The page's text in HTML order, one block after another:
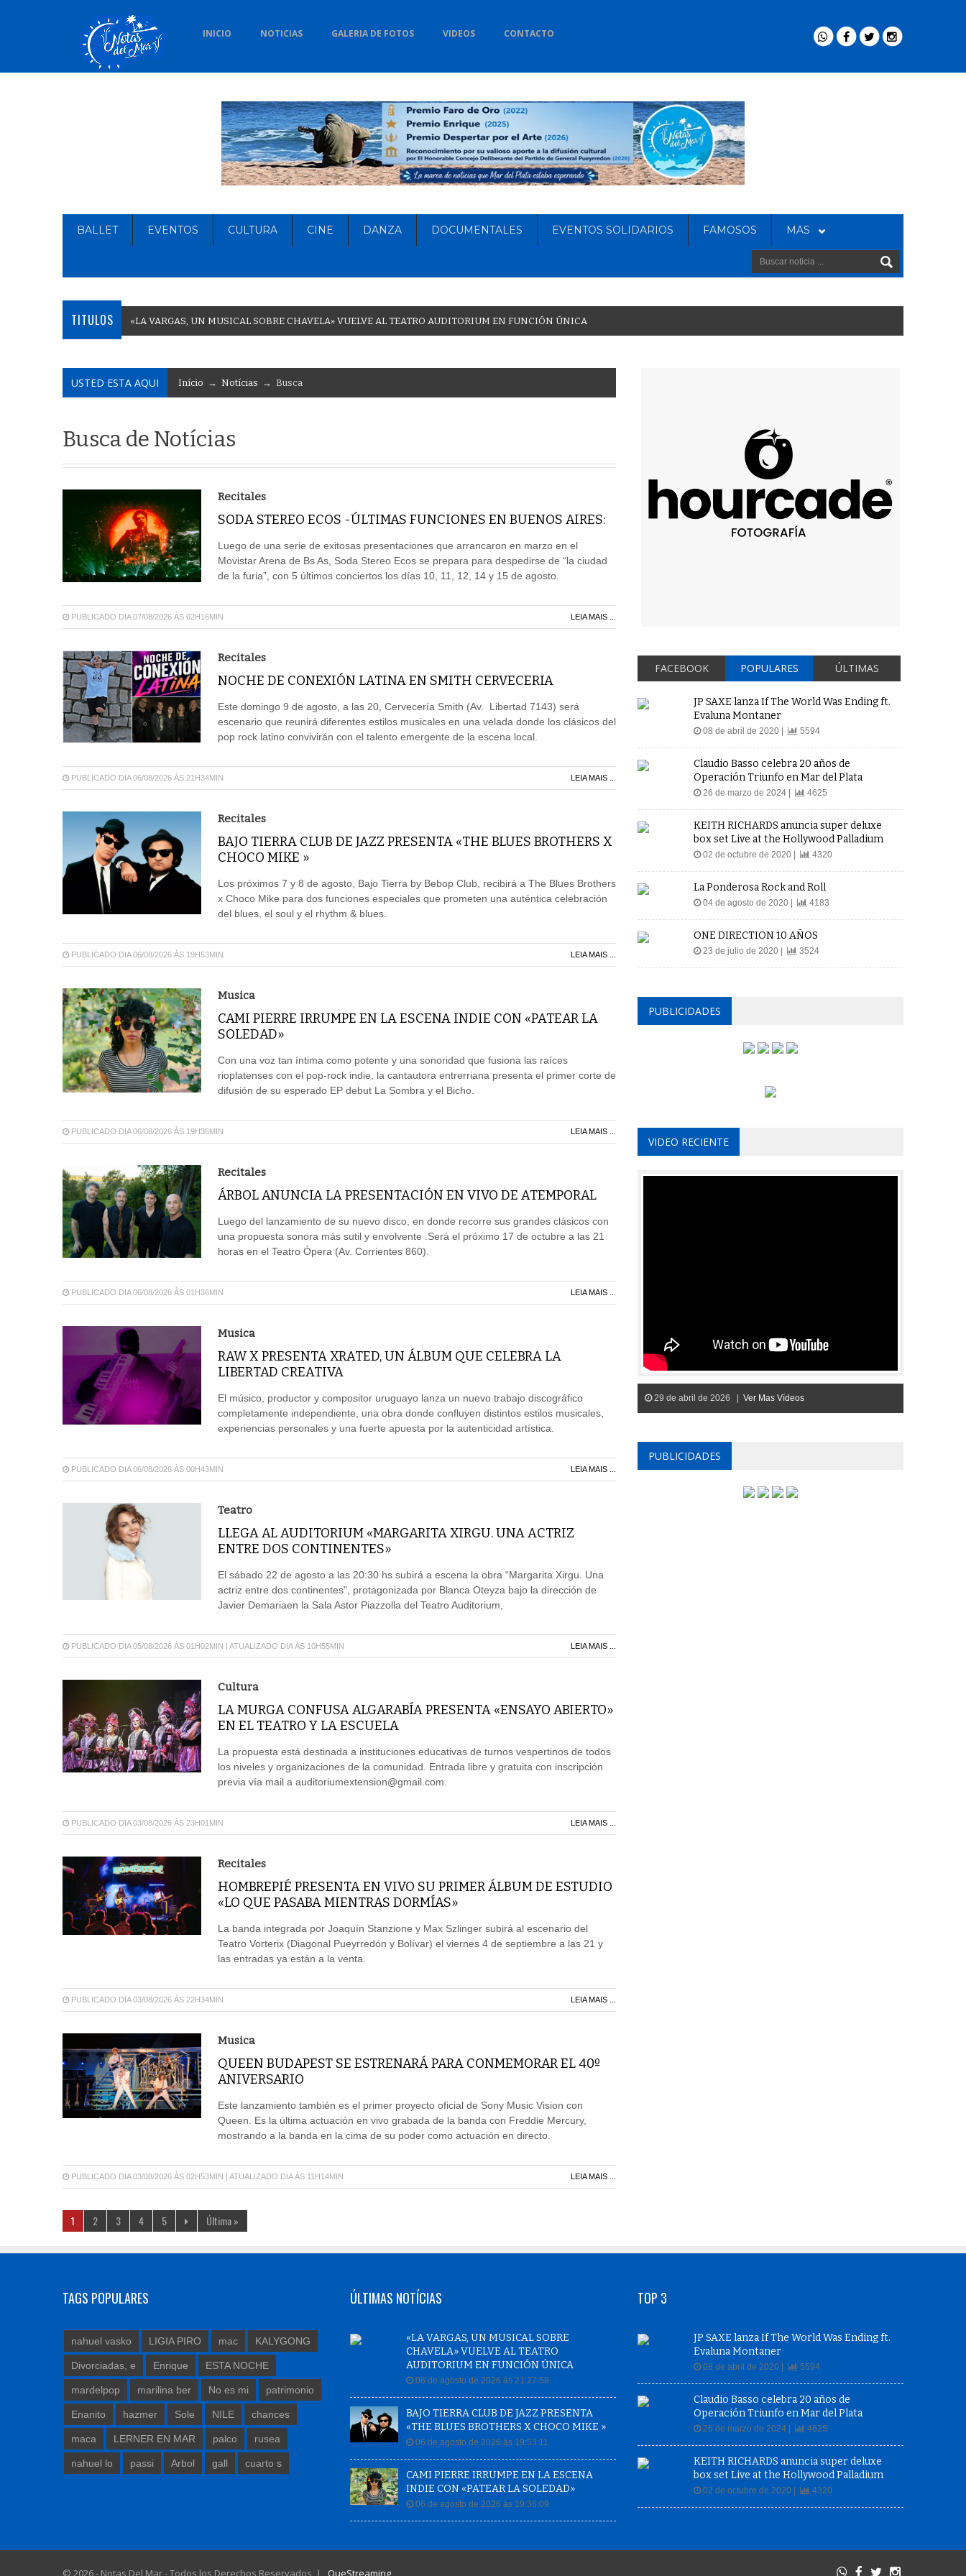
INICIO NOTICIAS GALERIA DE FOTOS VIDEOS CONTACTO
BALLET EVENTOS CULTURA CINE DANZA DOCUMENTALES EVENTOS SOLIDARIOS FAMOSOS MAS
TITULOS «LA VARGAS, UN MUSICAL SOBRE CHAVELA» VUELVE AL TEATRO AUDITORIUM EN FUNCIÓN ÚNICA
USTED ESTA AQUI Início → Notícias → Busca
Busca de Notícias
Recitales
SODA STEREO ECOS -ÚLTIMAS FUNCIONES EN BUENOS AIRES:
Luego de una serie de exitosas presentaciones que arrancaron en marzo en el
Movistar Arena de Bs As, Soda Stereo Ecos se prepara para despedirse de “la ciudad
de la furia”, con 5 últimos conciertos los días 10, 11, 12, 14 y 15 de agosto.
PUBLICADO DIA 07/08/2026 ÀS 02H16MIN LEIA MAIS ...
Recitales
NOCHE DE CONEXIÓN LATINA EN SMITH CERVECERIA
Este domingo 9 de agosto, a las 20, Cervecería Smith (Av. Libertad 7143) será
escenario que reunirá diferentes estilos musicales en una velada donde los clásicos del
pop rock latino convivirán con el talento emergente de la escena local.
PUBLICADO DIA 06/08/2026 ÀS 21H34MIN LEIA MAIS ...
Recitales
BAJO TIERRA CLUB DE JAZZ PRESENTA «THE BLUES BROTHERS X
CHOCO MIKE »
Los próximos 7 y 8 de agosto, Bajo Tierra by Bebop Club, recibirá a The Blues Brothers
x Choco Mike para dos funciones especiales que prometen una auténtica celebración
del blues, el soul y el rhythm & blues.
PUBLICADO DIA 06/08/2026 ÀS 19H53MIN LEIA MAIS ...
Musica
CAMI PIERRE IRRUMPE EN LA ESCENA INDIE CON «PATEAR LA
SOLEDAD»
Con una voz tan íntima como potente y una sonoridad que fusiona las raíces
rioplatenses con el pop-rock indie, la cantautora entrerriana presenta el primer corte de
difusión de su esperado EP debut La Sombra y el Bicho.
PUBLICADO DIA 06/08/2026 ÀS 19H36MIN LEIA MAIS ...
Recitales
ÁRBOL ANUNCIA LA PRESENTACIÓN EN VIVO DE ATEMPORAL
Luego del lanzamiento de su nuevo disco, en donde recorre sus grandes clásicos con
una propuesta sonora más sutil y envolvente .Será el próximo 17 de octubre a las 21
horas en el Teatro Ópera (Av. Corrientes 860).
PUBLICADO DIA 06/08/2026 ÀS 01H36MIN LEIA MAIS ...
Musica
RAW X PRESENTA XRATED, UN ÁLBUM QUE CELEBRA LA
LIBERTAD CREATIVA
El músico, productor y compositor uruguayo lanza un nuevo trabajo discográfico
completamente independiente, una obra donde confluyen distintos estilos musicales,
experiencias personales y una fuerte apuesta por la autenticidad artística.
PUBLICADO DIA 06/08/2026 ÀS 00H43MIN LEIA MAIS ...
Teatro
LLEGA AL AUDITORIUM «MARGARITA XIRGU. UNA ACTRIZ
ENTRE DOS CONTINENTES»
El sábado 22 de agosto a las 20:30 hs subirá a escena la obra “Margarita Xirgu. Una
actriz entre dos continentes”, protagonizada por Blanca Oteyza bajo la dirección de
Javier Demariaen la Sala Astor Piazzolla del Teatro Auditorium,
PUBLICADO DIA 05/08/2026 ÀS 01H02MIN | ATUALIZADO DIA ÀS 10H55MIN LEIA MAIS ...
Cultura
LA MURGA CONFUSA ALGARABÍA PRESENTA «ENSAYO ABIERTO»
EN EL TEATRO Y LA ESCUELA
La propuesta está destinada a instituciones educativas de turnos vespertinos de todos
los niveles y organizaciones de la comunidad. Entrada libre y gratuita con inscripción
previa vía mail a auditoriumextension@gmail.com.
PUBLICADO DIA 03/08/2026 ÀS 23H01MIN LEIA MAIS ...
Recitales
HOMBREPIÉ PRESENTA EN VIVO SU PRIMER ÁLBUM DE ESTUDIO
«LO QUE PASABA MIENTRAS DORMÍAS»
La banda integrada por Joaquín Stanzione y Max Szlinger subirá al escenario del
Teatro Vorterix (Diagonal Pueyrredón y Bolívar) el viernes 4 de septiembre a las 21 y
las entradas ya están a la venta.
PUBLICADO DIA 03/08/2026 ÀS 22H34MIN LEIA MAIS ...
Musica
QUEEN BUDAPEST SE ESTRENARÁ PARA CONMEMORAR EL 40º
ANIVERSARIO
Este lanzamiento también es el primer proyecto oficial de Sony Music Vision con
Queen. Es la última actuación en vivo grabada de la banda con Freddie Mercury,
mostrando a la banda en la cima de su poder como actuación en directo.
PUBLICADO DIA 03/08/2026 ÀS 02H53MIN | ATUALIZADO DIA ÀS 11H14MIN LEIA MAIS ...
1 2 3 4 5 Última »
FACEBOOK POPULARES ÚLTIMAS
JP SAXE lanza If The World Was Ending ft.
Evaluna Montaner
08 de abril de 2020 | 5594
Claudio Basso celebra 20 años de
Operación Triunfo en Mar del Plata
26 de marzo de 2024 | 4625
KEITH RICHARDS anuncia super deluxe
box set Live at the Hollywood Palladium
02 de octubre de 2020 | 4320
La Ponderosa Rock and Roll
04 de agosto de 2020 | 4183
ONE DIRECTION 10 AÑOS
23 de julio de 2020 | 3524
PUBLICIDADES
VIDEO RECIENTE
29 de abril de 2026 | Ver Mas Vídeos
PUBLICIDADES
TAGS POPULARES
nahuel vasko LIGIA PIRO mac KALYGONG
Divorciadas, e Enrique ESTA NOCHE
mardelpop marilina ber No es mi patrimonio
Enanito hazmer Sole NILE chances
maca LERNER EN MAR palco rusea
nahuel lo passi Arbol gall cuarto s
ÚLTIMAS NOTÍCIAS
«LA VARGAS, UN MUSICAL SOBRE
CHAVELA» VUELVE AL TEATRO
AUDITORIUM EN FUNCIÓN ÚNICA
06 de agosto de 2026 às 21:27:58
BAJO TIERRA CLUB DE JAZZ PRESENTA
«THE BLUES BROTHERS X CHOCO MIKE »
06 de agosto de 2026 às 19:53:11
CAMI PIERRE IRRUMPE EN LA ESCENA
INDIE CON «PATEAR LA SOLEDAD»
06 de agosto de 2026 às 19:36:09
TOP 3
JP SAXE lanza If The World Was Ending ft.
Evaluna Montaner
08 de abril de 2020 | 5594
Claudio Basso celebra 20 años de
Operación Triunfo en Mar del Plata
26 de marzo de 2024 | 4625
KEITH RICHARDS anuncia super deluxe
box set Live at the Hollywood Palladium
02 de octubre de 2020 | 4320